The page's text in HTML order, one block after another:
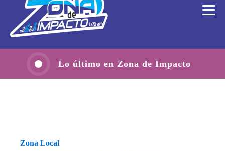
Lo último en Zona de Impacto
Zona Local